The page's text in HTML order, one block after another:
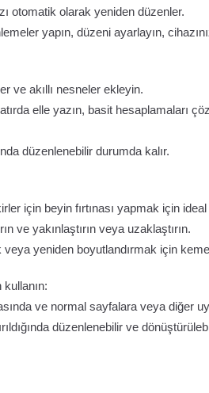
otomatik olarak yeniden düzenler.
yapın, düzeni ayarlayın,
ve akıllı nesneler ekleyin.
elle yazın, basit hesaplamaları
düzenlenebilir durumda kalır.
için beyin fırtınası yapmak için
ve yakınlaştırın veya uzaklaştırın.
yeniden boyutlandırmak için
ve normal sayfalara veya diğer
düzenlenebilir ve